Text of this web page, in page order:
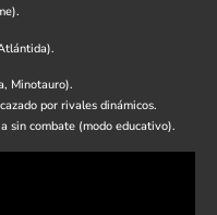
Minotauro).
por rivales dinámicos.
sin combate (modo educativo).